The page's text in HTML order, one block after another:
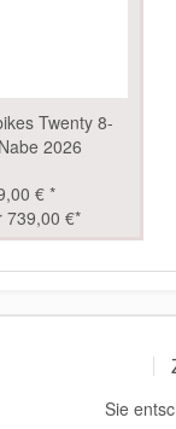
Twenty 8-
2026
€ *
739,00 €*
Sie